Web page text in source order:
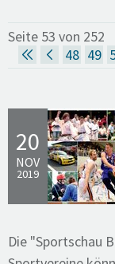
Seite 53 von 252
48 49
20
NOV
2019
Die "Sportschau